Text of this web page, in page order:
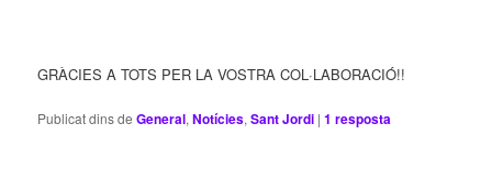
GRÀCIES A TOTS PER LA VOSTRA COL·LABORACIÓ!!
Publicat dins de General,Notícies,Sant Jordi |1 resposta